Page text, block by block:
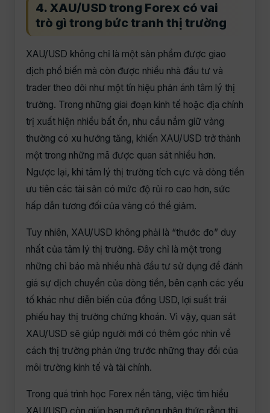
4. XAU/USD trong Forex có vai
trò gì trong bức tranh thị trường
XAU/USD không chỉ là một sản phẩm được giao
dịch phổ biến mà còn được nhiều nhà đầu tư và
trader theo dõi như một tín hiệu phản ánh tâm lý thị
trường. Trong những giai đoạn kinh tế hoặc địa chính
trị xuất hiện nhiều bất ổn, nhu cầu nắm giữ vàng
thường có xu hướng tăng, khiến XAU/USD trở thành
một trong những mã được quan sát nhiều hơn.
Ngược lại, khi tâm lý thị trường tích cực và dòng tiền
ưu tiên các tài sản có mức độ rủi ro cao hơn, sức
hấp dẫn tương đối của vàng có thể giảm.
Tuy nhiên, XAU/USD không phải là “thước đo” duy
nhất của tâm lý thị trường. Đây chỉ là một trong
những chỉ báo mà nhiều nhà đầu tư sử dụng để đánh
giá sự dịch chuyển của dòng tiền, bên cạnh các yếu
tố khác như diễn biến của đồng USD, lợi suất trái
phiếu hay thị trường chứng khoán. Vì vậy, quan sát
XAU/USD sẽ giúp người mới có thêm góc nhìn về
cách thị trường phản ứng trước những thay đổi của
môi trường kinh tế và tài chính.
Trong quá trình học Forex nền tảng, việc tìm hiểu